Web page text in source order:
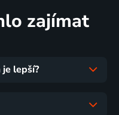
zajímat
je lepší?